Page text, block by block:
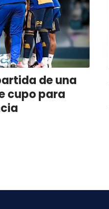
de una
cupo para